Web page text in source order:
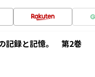
記録と記憶。 第2巻